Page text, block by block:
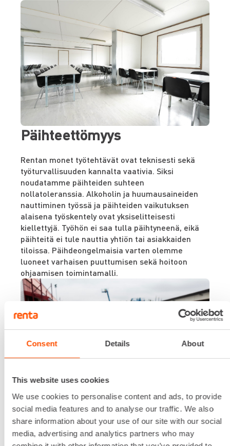
Consent Details About
This website uses cookies
We use cookies to personalise content and ads, to provide
social media features and to analyse our traffic. We also
share information about your use of our site with our social
media, advertising and analytics partners who may
Päihteettömyys
Rentan monet työtehtävät ovat teknisesti sekä
työturvallisuuden kannalta vaativia. Siksi
noudatamme päihteiden suhteen
nollatoleranssia. Alkoholin ja huumausaineiden
nauttiminen työssä ja päihteiden vaikutuksen
alaisena työskentely ovat yksiselitteisesti
kiellettyjä. Työhön ei saa tulla päihtyneenä, eikä
päihteitä ei tule nauttia yhtiön tai asiakkaiden
tiloissa. Päihdeongelmaisia varten olemme
luoneet varhaisen puuttumisen sekä hoitoon
ohjaamisen toimintamalli.
Ihmisoikeuksien
kunnioittaminen